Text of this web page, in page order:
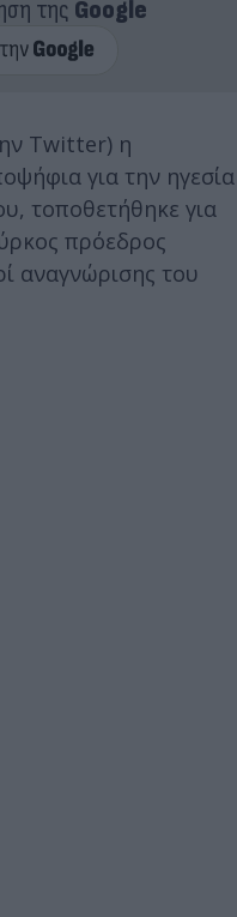
της Google
Twitter) η
για την ηγεσία
τοποθετήθηκε για
πρόεδρος
αναγνώρισης του